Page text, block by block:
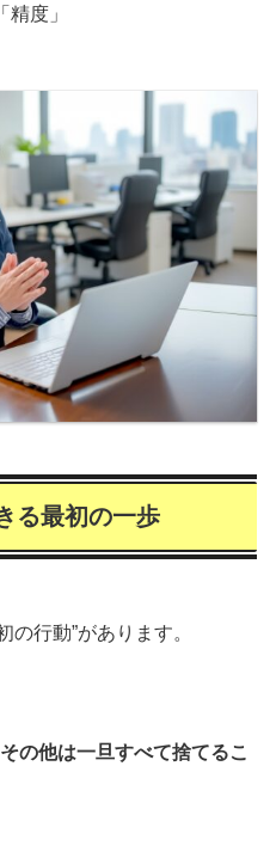
度」
る最初の一歩
の行動”があります。
の他は一旦すべて捨てるこ